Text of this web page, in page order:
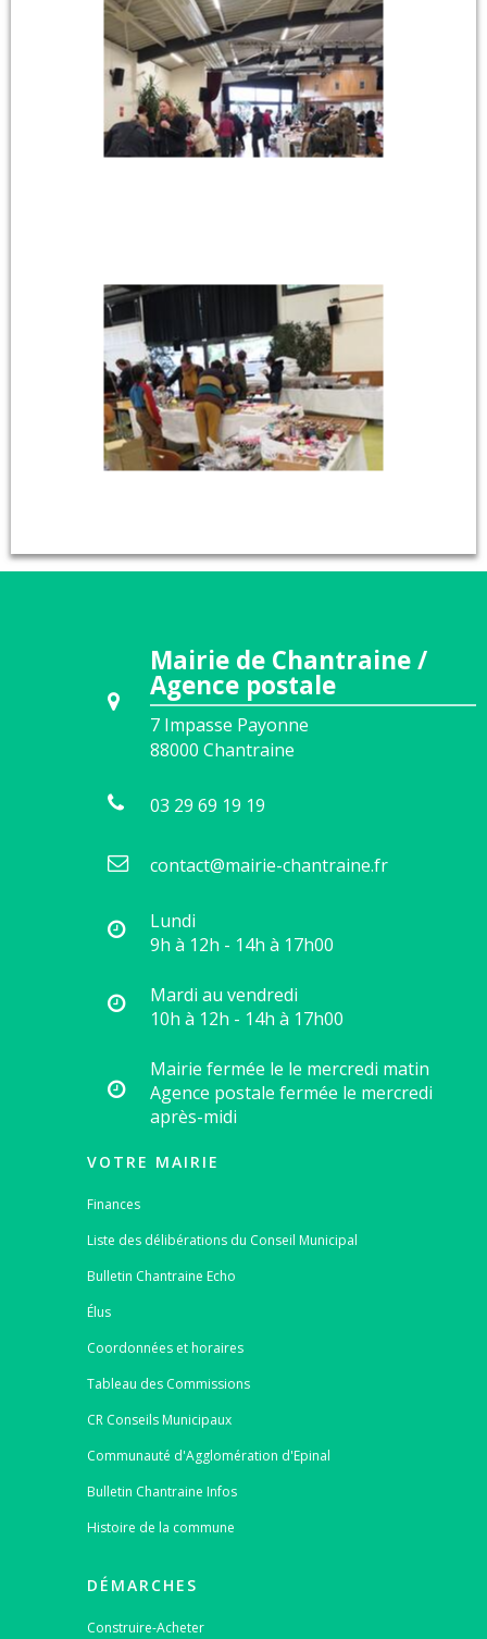
Mairie de Chantraine /
Agence postale
7 Impasse Payonne
88000 Chantraine
03 29 69 19 19
contact@mairie-chantraine.fr
Lundi
9h à 12h - 14h à 17h00
Mardi au vendredi
10h à 12h - 14h à 17h00
Mairie fermée le le mercredi matin
Agence postale fermée le mercredi
après-midi
VOTRE MAIRIE
Finances
Liste des délibérations du Conseil Municipal
Bulletin Chantraine Echo
Élus
Coordonnées et horaires
Tableau des Commissions
CR Conseils Municipaux
Communauté d'Agglomération d'Epinal
Bulletin Chantraine Infos
Histoire de la commune
DÉMARCHES
Construire-Acheter